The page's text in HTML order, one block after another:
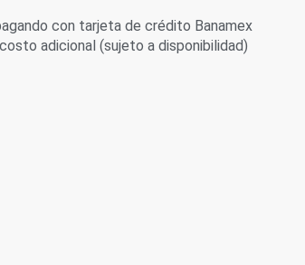
con tarjeta de crédito Banamex
adicional (sujeto a disponibilidad)